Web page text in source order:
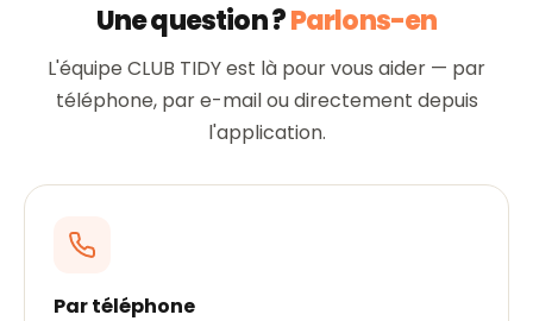
Une question ?Parlons-en
L'équipe CLUB TIDY est là pour vous aider — par
téléphone, par e-mail ou directement depuis
l'application.
Par téléphone